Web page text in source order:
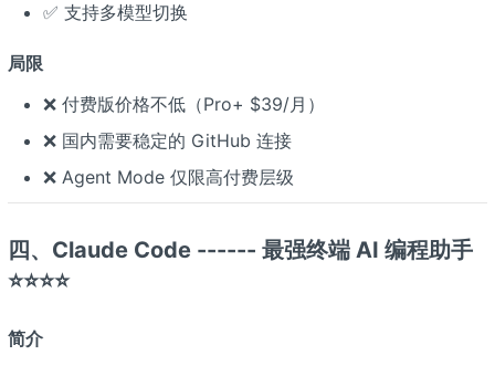
✅ 支持多模型切换
局限
❌ 付费版价格不低（Pro+ $39/月）
❌ 国内需要稳定的 GitHub 连接
❌ Agent Mode 仅限高付费层级
四、Claude Code ------ 最强终端 AI 编程助手
⭐⭐⭐⭐
简介